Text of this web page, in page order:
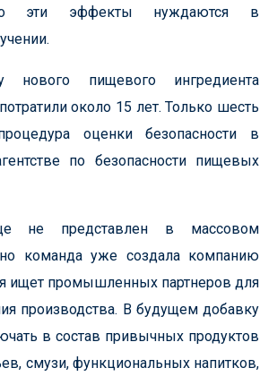
эти эффекты нуждаются в
нового пищевого ингредиента
около 15 лет. Только шесть
оценки безопасности в
по безопасности пищевых
не представлен в массовом
но команда уже создала компанию
ищет промышленных партнеров для
производства. В будущем добавку
в состав привычных продуктов
смузи, функциональных напитков,